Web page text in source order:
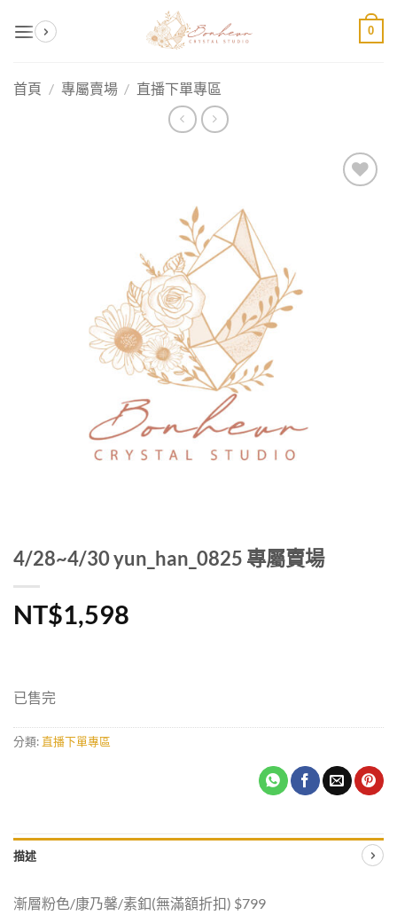
0
首頁 / 專屬賣場 / 直播下單專區
4/28~4/30 yun_han_0825 專屬賣場
NT$1,598
已售完
分類: 直播下單專區
描述
漸層粉色/康乃馨/素釦(無滿額折扣) $799